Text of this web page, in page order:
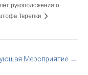
рукоположения о.
Терепки
Мероприятие →